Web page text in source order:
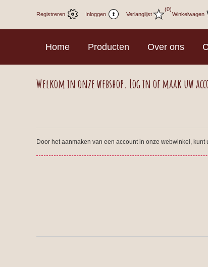
Registreren Inloggen Verlanglijst
(0)
Winkelwagen
Home Producten Over ons
Welkom in onze webshop. Log in of maak uw
Door het aanmaken van een account in onze webwinkel,